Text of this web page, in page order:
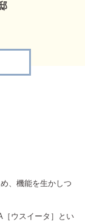
邸
、機能を生かしつ
［ウスイータ］とい